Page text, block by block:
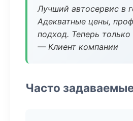
Лучший автосервис в
Адекватные цены,
подход. Теперь
— Клиент компании
Часто